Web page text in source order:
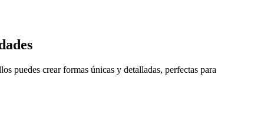
puedes crear formas únicas y detalladas, perfectas para